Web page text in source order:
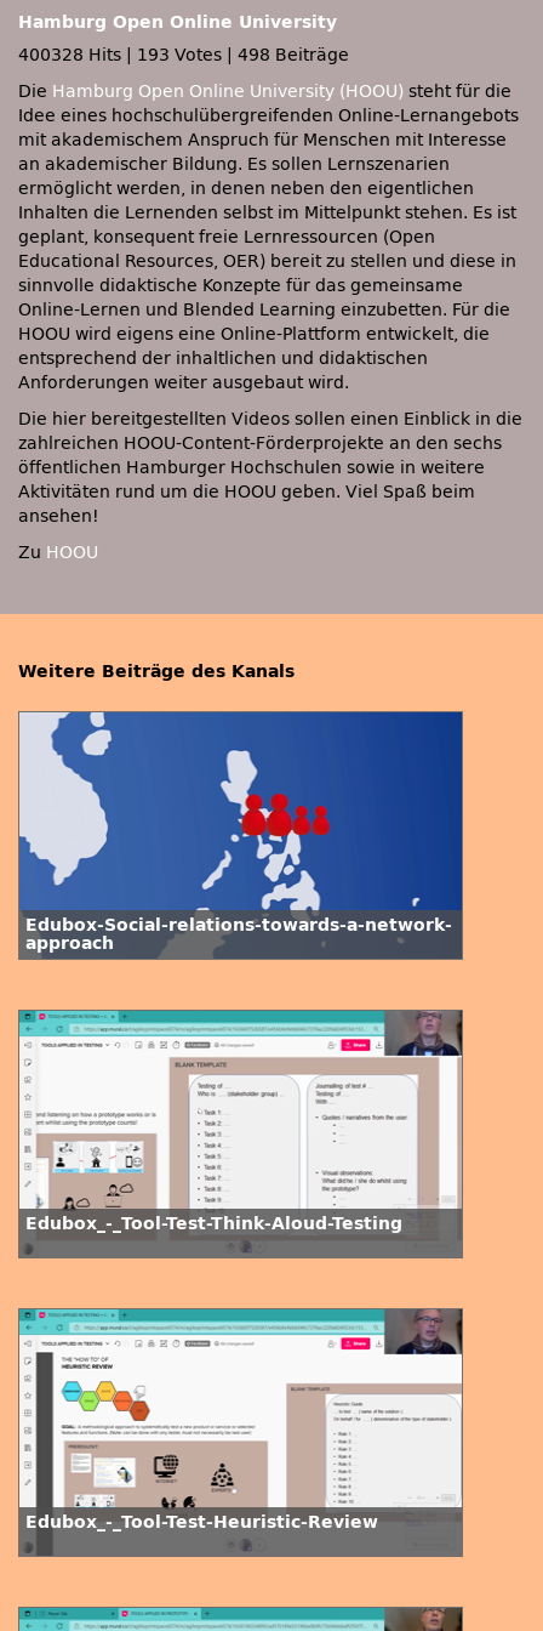
Hamburg Open Online University
400328 Hits
193 Votes
498 Beiträge
Die Hamburg Open Online University (HOOU) steht für die
Idee eines hochschulübergreifenden Online-Lernangebots
mit akademischem Anspruch für Menschen mit Interesse
an akademischer Bildung. Es sollen Lernszenarien
ermöglicht werden, in denen neben den eigentlichen
Inhalten die Lernenden selbst im Mittelpunkt stehen. Es ist
geplant, konsequent freie Lernressourcen (Open
Educational Resources, OER) bereit zu stellen und diese in
sinnvolle didaktische Konzepte für das gemeinsame
Online-Lernen und Blended Learning einzubetten. Für die
HOOU wird eigens eine Online-Plattform entwickelt, die
entsprechend der inhaltlichen und didaktischen
Anforderungen weiter ausgebaut wird.
Die hier bereitgestellten Videos sollen einen Einblick in die
zahlreichen HOOU-Content-Förderprojekte an den sechs
öffentlichen Hamburger Hochschulen sowie in weitere
Aktivitäten rund um die HOOU geben. Viel Spaß beim
ansehen!
Zu HOOU
Weitere Beiträge des Kanals
Edubox-Social-relations-towards-a-network-
approach
Edubox_-_Tool-Test-Think-Aloud-Testing
Edubox_-_Tool-Test-Heuristic-Review